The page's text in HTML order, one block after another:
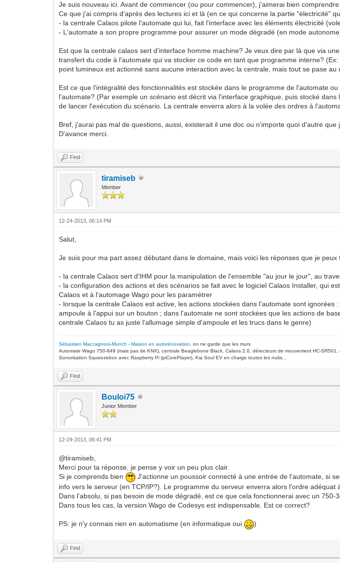
Je suis nouveau ici. Avant de commencer (ou pour commencer), j'aimerai bien
Ce que j'ai compris d'après des lectures ici et là (en ce qui concerne la partie "électricité"
- la centrale Calaos pilote l'automate qui lui, fait l'interface avec les éléments électricité
- L'automate a son propre programme pour assurer un mode dégradé (en mode
Est que la centrale calaos sert d'interface homme machine? Je veux dire par là que via
transfert du code à l'automate qui va stocker ce code en tant que programme interne?
point lumineux est actionné sans aucune interaction avec la centrale, mais tout se pase
Est ce que l'intégralité des fonctionnalités est stockée dans le programme de l'automate
l'automate? (Par exemple un scénario est décrit via l'interface graphique, puis stocké
de lancer l'exécution du scénario. La centrale enverra alors à la volée des ordres à
Bref, j'aurai pas mal de questions, aussi, existerait il une doc ou n'importe quoi d'autre
D'avance merci.
Find
tiramiseb
Member
12-24-2013, 06:14 PM
Salut,
Je suis pour ma part assez débutant dans le domaine, mais voici les réponses que je peux
- la centrale Calaos sert d'IHM pour la manipulation de l'ensemble "au jour le jour", au
- la configuration des actions et des scénarios se fait avec le logiciel Calaos Installer, qui
Calaos et à l'automage Wago pour les paramétrer
- lorsque la centrale Calaos est active, les actions stockées dans l'automate sont
ampoule à l'appui sur un bouton ; dans l'automate ne sont stockées que les actions de
centrale Calaos tu as juste l'allumage simple d'ampoule et les trucs dans le genre)
Sébastien Maccagnoni-Munch -Maison en autorénovation
, on ne garde que les murs
Automate Wago 750-849 (mais pas de KNX), centrale Beaglebone Black, Calaos 2.0, détecteurs de mouvement HC-
Sonorisation Squeezebox avec Raspberry Pi (piCorePlayer), Kia Soul EV en charge toutes les nuits...
Find
Bouloi75
Junior Member
12-24-2013, 06:41 PM
@tiramiseb,
Merci pour ta réponse, je pense y voir un peu plus clair.
Si je comprends bien
J'actionne un poussoir connecté à une entrée de l'automate, si
info vers le serveur (en TCP/IP?). Le programme du serveur enverra alors l'ordre adéquat
Dans l'absolu, si pas besoin de mode dégradé, est ce que cela fonctionnerai avec un 750-
Dans tous les cas, la version Wago de Codesys est indispensable. Est ce correct?
PS: je n'y connais rien en automatisme (en informatique oui )
Find